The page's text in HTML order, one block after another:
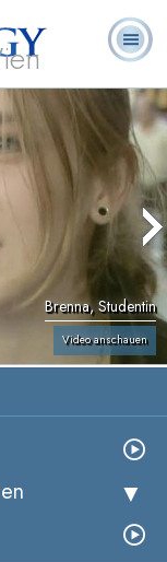
Häufig gestellte
Bücher
Brenna, Studentin
Video anschauen